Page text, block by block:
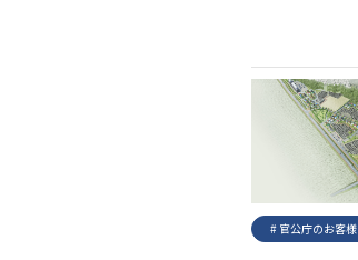
# 官公庁のお客様